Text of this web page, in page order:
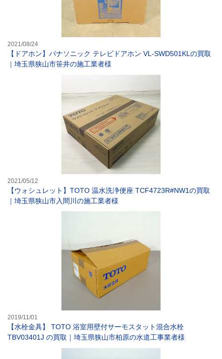
2021/08/24
【ドアホン】パナソニック テレビドアホン VL-SWD501KLの買取
｜埼玉県狭山市笹井の施工業者様
2021/05/12
【ウォシュレット】TOTO 温水洗浄便座 TCF4723R#NW1の買取
｜埼玉県狭山市入間川の施工業者様
2019/11/01
【水栓金具】 TOTO 浴室用壁付サーモスタット混合水栓
TBV03401J の買取｜埼玉県狭山市柏原の水道工事業者様